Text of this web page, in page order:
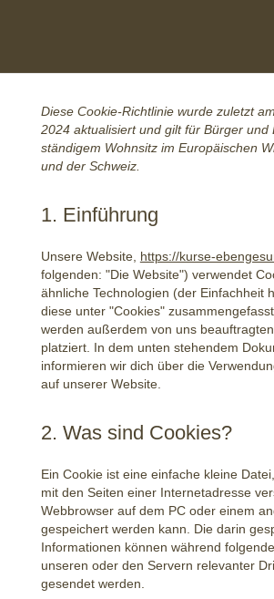
Diese Cookie-Richtlinie wurde zuletzt
2024 aktualisiert und gilt für Bürger und
ständigem Wohnsitz im Europäischen
und der Schweiz.
1. Einführung
Unsere Website, https://kurse-
folgenden: "Die Website") verwendet
ähnliche Technologien (der Einfachheit
diese unter "Cookies"
werden außerdem von uns
platziert. In dem unten stehendem
informieren wir dich über die
auf unserer Website.
2. Was sind Cookies?
Ein Cookie ist eine einfache kleine
mit den Seiten einer Internetadresse
Webbrowser auf dem PC oder einem
gespeichert werden kann. Die darin
Informationen können während
unseren oder den Servern relevanter
gesendet werden.